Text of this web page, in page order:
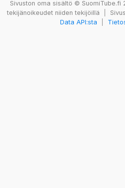
Sivuston oma sisältö © SuomiTube.fi
tekijänoikeudet niiden tekijöillä
Data API:sta